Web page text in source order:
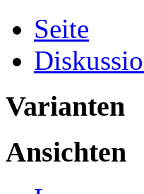
Seite
Varianten
Ansichten